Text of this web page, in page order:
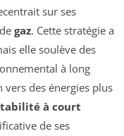
sur ses
gaz. Cette stratégie a
elle soulève des
à long
des énergies plus
à court
de ses